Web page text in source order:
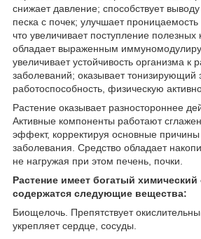
снижает давление; способствует
песка с почек; улучшает
что увеличивает поступление полезных
обладает выраженным
увеличивает устойчивость организма к
заболеваний; оказывает тонизирующий
работоспособность, физическую
Растение оказывает разностороннее
Активные компоненты работают
эффект, корректируя основные причины
заболевания. Средство обладает
не нагружая при этом печень, почки.
Растение имеет богатый
содержатся следующие вещества:
Биощелочь. Препятствует
укрепляет сердце, сосуды.